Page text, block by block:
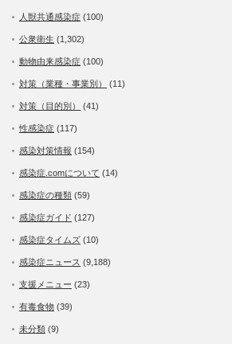
人獣共通感染症 (100)
公衆衛生 (1,302)
動物由来感染症 (100)
対策（業種・事業別） (11)
対策（目的別） (41)
性感染症 (117)
感染対策情報 (154)
感染症.comについて (14)
感染症の種類 (59)
感染症ガイド (127)
感染症タイムズ (10)
感染症ニュース (9,188)
支援メニュー (23)
有毒食物 (39)
未分類 (9)